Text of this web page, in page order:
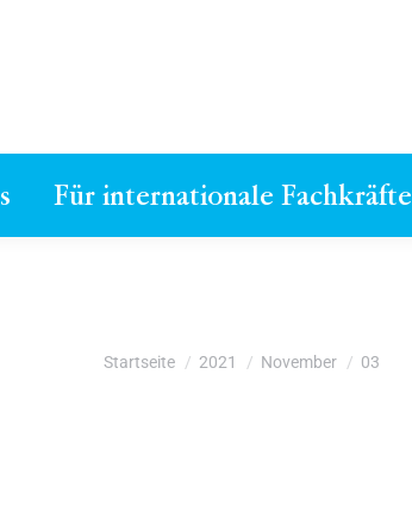
Für internationale Fachkräfte
Du bist hier:
Startseite 2021 November 03